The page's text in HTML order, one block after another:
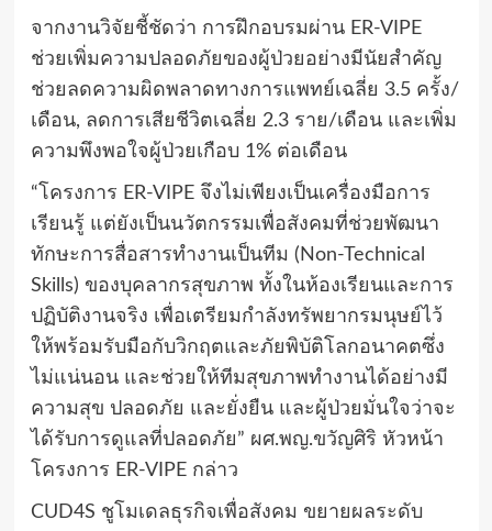
จากงานวิจัยชี้ชัดว่า การฝึกอบรมผ่าน ER-VIPE
ช่วยเพิ่มความปลอดภัยของผู้ป่วยอย่างมีนัยสำคัญ
ช่วยลดความผิดพลาดทางการแพทย์เฉลี่ย 3.5 ครั้ง/
เดือน, ลดการเสียชีวิตเฉลี่ย 2.3 ราย/เดือน และเพิ่ม
ความพึงพอใจผู้ป่วยเกือบ 1% ต่อเดือน
“โครงการ ER-VIPE จึงไม่เพียงเป็นเครื่องมือการ
เรียนรู้ แต่ยังเป็นนวัตกรรมเพื่อสังคมที่ช่วยพัฒนา
ทักษะการสื่อสารทำงานเป็นทีม (Non-Technical
Skills) ของบุคลากรสุขภาพ ทั้งในห้องเรียนและการ
ปฏิบัติงานจริง เพื่อเตรียมกำลังทรัพยากรมนุษย์ไว้
ให้พร้อมรับมือกับวิกฤตและภัยพิบัติโลกอนาคตซึ่ง
ไม่แน่นอน และช่วยให้ทีมสุขภาพทำงานได้อย่างมี
ความสุข ปลอดภัย และยั่งยืน และผู้ป่วยมั่นใจว่าจะ
ได้รับการดูแลที่ปลอดภัย” ผศ.พญ.ขวัญศิริ หัวหน้า
โครงการ ER-VIPE กล่าว
CUD4S ชูโมเดลธุรกิจเพื่อสังคม ขยายผลระดับ